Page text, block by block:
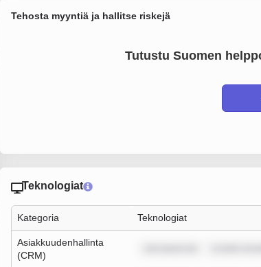
Tehosta myyntiä ja hallitse riskejä
Tutustu Suomen
Teknologiat
Kategoria Teknologiat
Asiakkuudenhallinta
(CRM)